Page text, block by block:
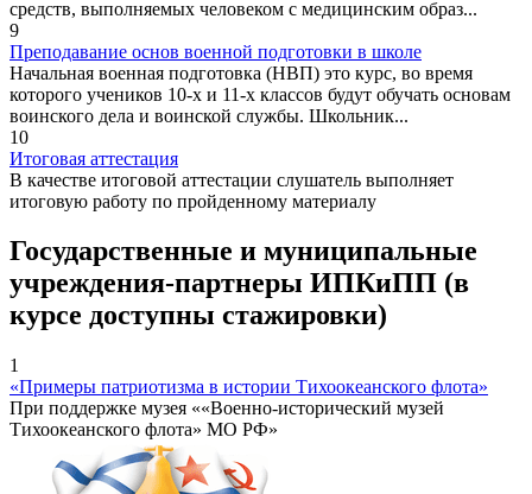
средств, выполняемых человеком с медицинским образ...
9
Преподавание основ военной подготовки в школе
Начальная военная подготовка (НВП) это курс, во время
которого учеников 10-х и 11-х классов будут обучать основам
воинского дела и воинской службы. Школьник...
10
Итоговая аттестация
В качестве итоговой аттестации слушатель выполняет
итоговую работу по пройденному материалу
Государственные и муниципальные
учреждения-партнеры ИПКиПП (в
курсе доступны стажировки)
1
«Примеры патриотизма в истории Тихоокеанского флота»
При поддержке музея ««Военно-исторический музей
Тихоокеанского флота» МО РФ»